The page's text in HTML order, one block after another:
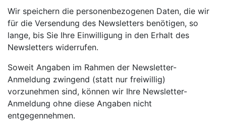
Wir speichern die personenbezogenen Daten, die wir
für die Versendung des Newsletters benötigen, so
lange, bis Sie Ihre Einwilligung in den Erhalt des
Newsletters widerrufen.
Soweit Angaben im Rahmen der Newsletter-
Anmeldung zwingend (statt nur freiwillig)
vorzunehmen sind, können wir Ihre Newsletter-
Anmeldung ohne diese Angaben nicht
entgegennehmen.